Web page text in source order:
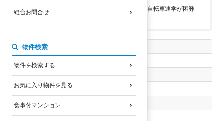
総合お問合せ
物件検索
物件を検索する
お気に入り物件を見る
食事付マンション
立命館大学BKCまでは約5kmも離れているため自転車通学が困難
自転車の通学時間
南草津駅まで徒歩時間
指定なし
家賃上限
指定なし